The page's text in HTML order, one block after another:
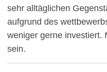
sehr alltäglichen
aufgrund des
weniger gerne investiert.
sein.